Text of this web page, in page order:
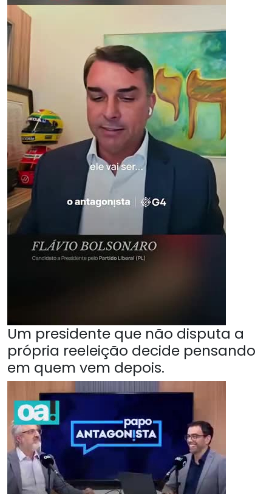
Um presidente que não disputa a
própria reeleição decide pensando
em quem vem depois.